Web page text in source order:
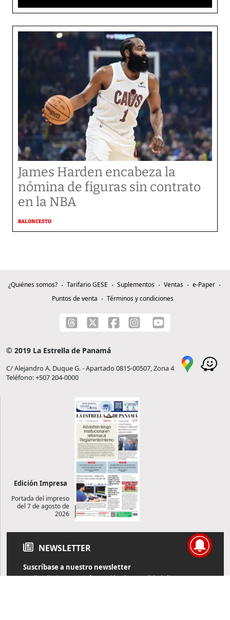
James Harden encabeza la
nómina de figuras sin contrato
en la NBA
BALONCESTO
¿Quiénes somos? Tarifario GESE Suplementos Ventas
e-Paper
Puntos de venta
Términos y condiciones
© 2019 La Estrella de Panamá
C/ Alejandro A. Duque G. - Apartado 0815-00507, Zona 4
Teléfono: +507 204-0000
Edición Impresa
Portada del impreso
del 7 de agosto de
2026
NEWSLETTER
Suscríbase a nuestro newsletter
Reciba diariamente información de actualidad directamente en